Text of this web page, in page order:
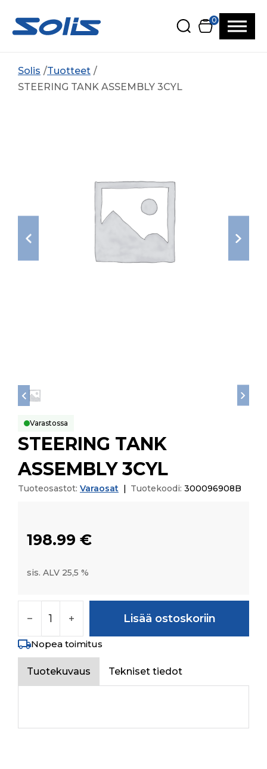
0
Solis
Tuotteet
STEERING TANK ASSEMBLY 3CYL
Varastossa
STEERING TANK
ASSEMBLY 3CYL
Tuoteosastot: Varaosat Tuotekoodi: 300096908B
198.99 €
sis. ALV 25,5 %
Lisää ostoskoriin
Nopea toimitus
Tuotekuvaus Tekniset tiedot